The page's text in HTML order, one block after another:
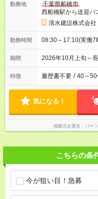
勤務地
千葉県船橋市
西船橋駅から送迎バ
清水建設株式会社
勤務時間 08:30～17:10(実働
期間 2026年10月上旬～
特徴 履歴書不要 / 40～50
気になる！
掲載元企業名 パー
こちらの条
今が狙い目！急募